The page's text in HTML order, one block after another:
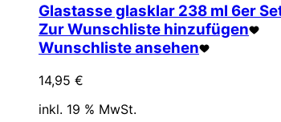
Glastasse glasklar 238 ml 6er
Zur Wunschliste hinzufügen
Wunschliste ansehen
14,95 €
inkl. 19 % MwSt.